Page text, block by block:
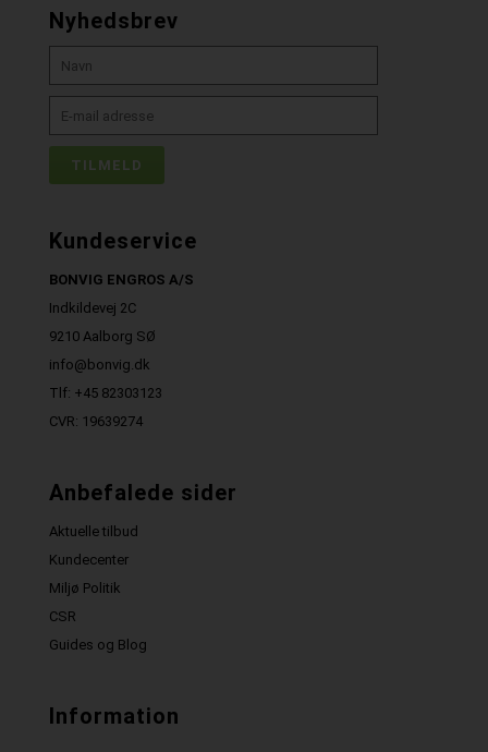
Nyhedsbrev
Kundeservice
BONVIG ENGROS A/S
Indkildevej 2C
9210 Aalborg SØ
info@bonvig.dk
Tlf: +45 82303123
CVR: 19639274
Anbefalede sider
Aktuelle tilbud
Kundecenter
Miljø Politik
CSR
Guides og Blog
Information